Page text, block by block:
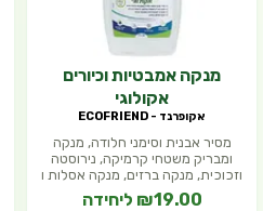
מנקה אמבטיות וכיורים
אקולוגי
אקופרנד - ECOFRIEND
מסיר אבנית וסימני חלודה, מנקה
ומבריק משטחי קרמיקה, נירוסטה
וזכוכית, מנקה ברזים, מנקה אסלות ו
₪19.00 ליחידה